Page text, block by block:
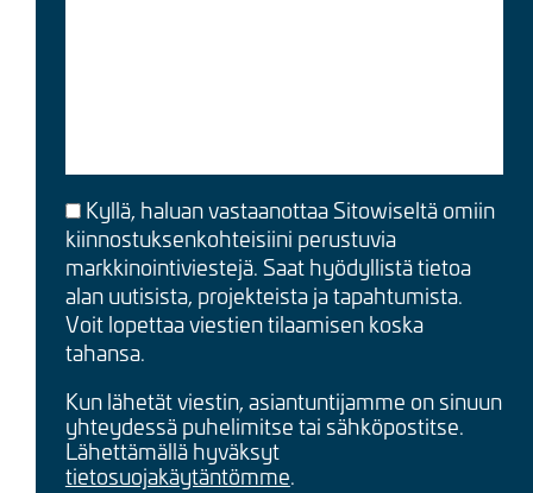
Kyllä, haluan vastaanottaa Sitowiseltä omiin
kiinnostuksenkohteisiini perustuvia
markkinointiviestejä. Saat hyödyllistä tietoa
alan uutisista, projekteista ja tapahtumista.
Voit lopettaa viestien tilaamisen koska
tahansa.
Kun lähetät viestin, asiantuntijamme on sinuun
yhteydessä puhelimitse tai sähköpostitse.
Lähettämällä hyväksyt
tietosuojakäytäntömme.